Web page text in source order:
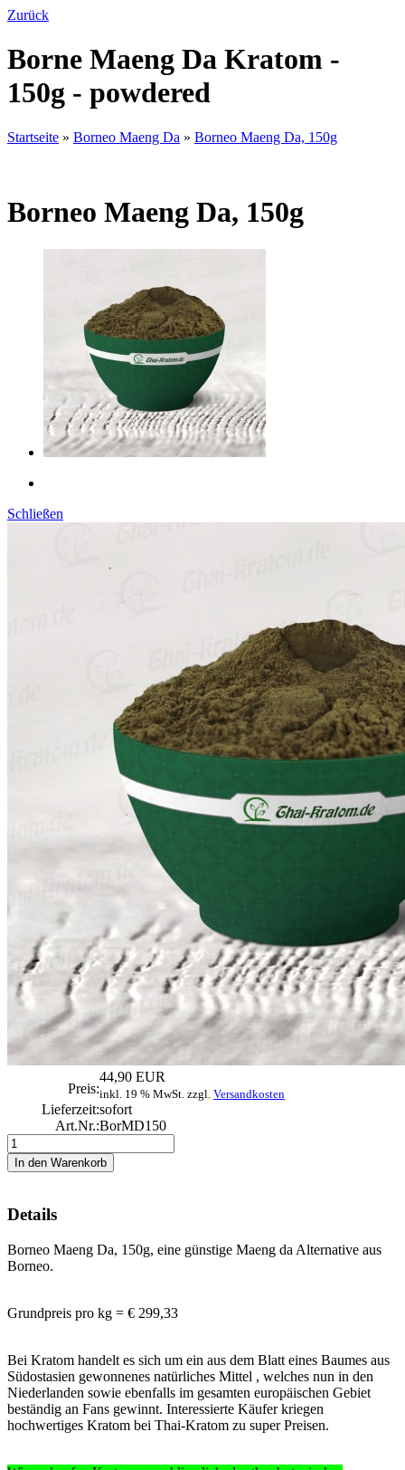
Zurück
Borne Maeng Da Kratom -
150g - powdered
Startseite » Borneo Maeng Da » Borneo Maeng Da, 150g
Borneo Maeng Da, 150g
Schließen
Preis:
44,90 EUR
inkl. 19 % MwSt. zzgl. Versandkosten
Lieferzeit:sofort
Art.Nr.:BorMD150
Details
Borneo Maeng Da, 150g, eine günstige Maeng da Alternative aus
Borneo.
Grundpreis pro kg = € 299,33
Bei Kratom handelt es sich um ein aus dem Blatt eines Baumes aus
Südostasien gewonnenes natürliches Mittel , welches nun in den
Niederlanden sowie ebenfalls im gesamten europäischen Gebiet
beständig an Fans gewinnt. Interessierte Käufer kriegen
hochwertiges Kratom bei Thai-Kratom zu super Preisen.